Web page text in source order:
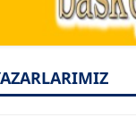
Köşe Yazarı